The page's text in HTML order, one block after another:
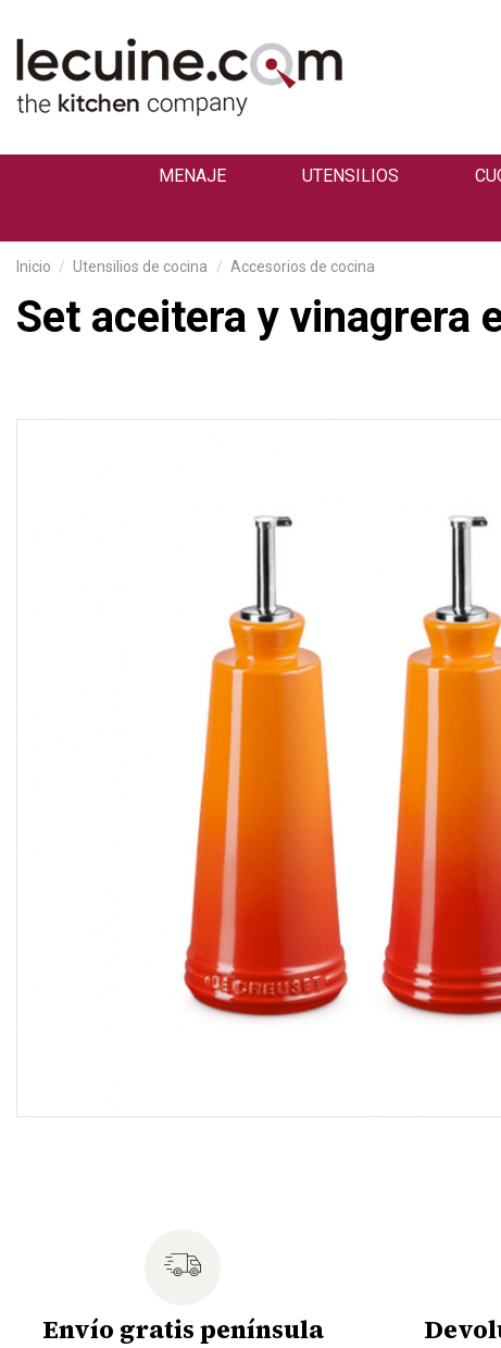
MENAJE UTENSILIOS
Inicio Utensilios de cocina Accesorios de cocina
Set aceitera y vinagrera
Envío gratis península